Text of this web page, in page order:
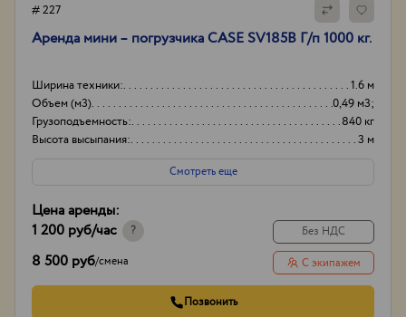
# 227
Аренда мини – погрузчика CASE SV185B Г/п 1000 кг.
Ширина техники:
1.6 м
Объем (м3)
0,49 м3;
Грузоподъемность:
840 кг
Высота высыпания:
3 м
Смотреть еще
Цена аренды:
1 200 руб/час ?
8 500 руб/смена
Без НДС
С экипажем
Позвонить